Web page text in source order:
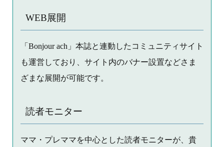
WEB展開
「Bonjour ach」本誌と連動したコミュニティサイト
も運営しており、サイト内のバナー設置などさま
ざまな展開が可能です。
読者モニター
ママ・プレママを中心とした読者モニターが、貴